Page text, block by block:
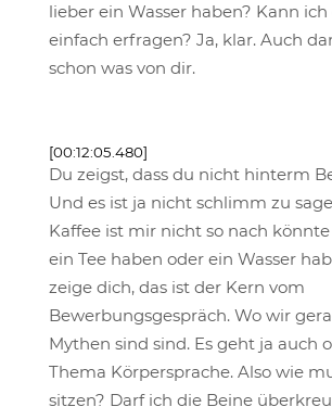
lieber ein Wasser haben? Kann
einfach erfragen? Ja, klar. Auch
schon was von dir.
[00:12:05.480]
Du zeigst, dass du nicht hinterm
Und es ist ja nicht schlimm zu
Kaffee ist mir nicht so nach
ein Tee haben oder ein Wasser
zeige dich, das ist der Kern vom
Bewerbungsgespräch. Wo wir
Mythen sind sind. Es geht ja auch
Thema Körpersprache. Also wie
sitzen? Darf ich die Beine